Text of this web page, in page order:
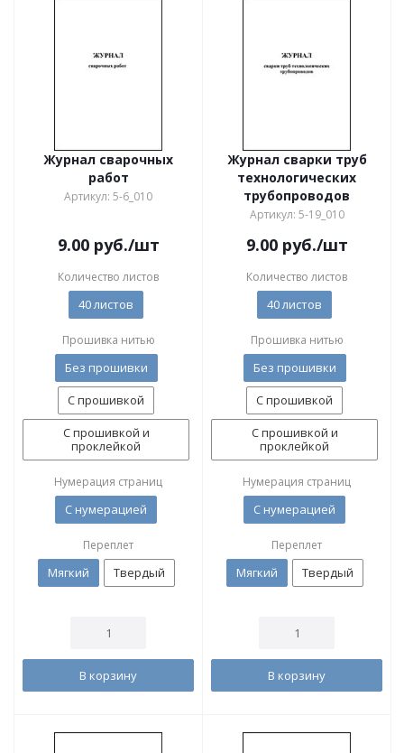
Журнал сварочных
работ
Артикул: 5-6_010
9.00руб./шт
Количество листов
40 листов
Прошивка нитью
Без прошивки
С прошивкой
С прошивкой и
проклейкой
Нумерация страниц
С нумерацией
Переплет
Мягкий Твердый
В корзину
Журнал сварки труб
технологических
трубопроводов
Артикул: 5-19_010
9.00руб./шт
Количество листов
40 листов
Прошивка нитью
Без прошивки
С прошивкой
С прошивкой и
проклейкой
Нумерация страниц
С нумерацией
Переплет
Мягкий Твердый
В корзину